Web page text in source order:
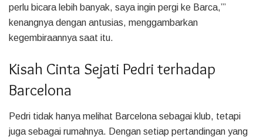
perlu bicara lebih banyak, saya ingin pergi ke Barca,’”
kenangnya dengan antusias, menggambarkan
kegembiraannya saat itu.
Kisah Cinta Sejati Pedri terhadap
Barcelona
Pedri tidak hanya melihat Barcelona sebagai klub, tetapi
juga sebagai rumahnya. Dengan setiap pertandingan yang